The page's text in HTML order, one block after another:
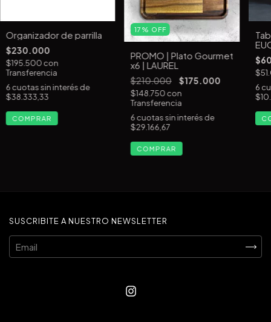
Organizador de parrilla
$230.000
$195.500con
Transferencia
6cuotas sin interés de
$38.333,33
17 % OFF
PROMO | Plato Gourmet
x6 | LAUREL
$210.000 $175.000
$148.750con
Transferencia
6cuotas sin interés de
$29.166,67
6
SUSCRIBITE A NUESTRO NEWSLETTER